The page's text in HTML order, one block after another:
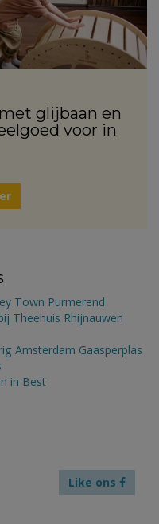
glijbaan en
voor in
Town Purmerend
Theehuis Rhijnauwen
Amsterdam Gaasperplas
in Best
Like ons